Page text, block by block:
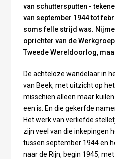
van schuttersputten -
van september 1944 tot
soms felle strijd was.
oprichter van de
Tweede Wereldoorlog,
De achteloze wandelaar in
van Beek, met uitzicht op
misschien alleen maar
een is. En die gekerfde
Het werk van verliefde
zijn veel van die inkepingen
tussen september 1944 en
naar de Rijn, begin 1945,